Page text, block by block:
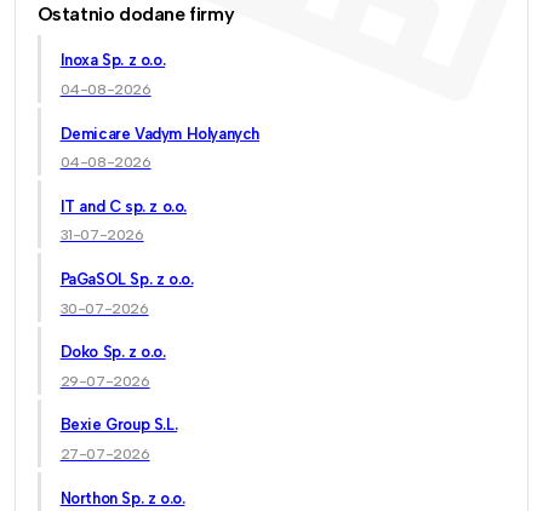
Ostatnio dodane firmy
Inoxa Sp. z o.o.
04-08-2026
Demicare Vadym Holyanych
04-08-2026
IT and C sp. z o.o.
31-07-2026
PaGaSOL Sp. z o.o.
30-07-2026
Doko Sp. z o.o.
29-07-2026
Bexie Group S.L.
27-07-2026
Northon Sp. z o.o.